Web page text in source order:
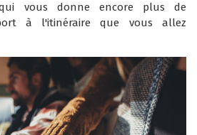
vous donne encore plus de
à l'itinéraire que vous allez